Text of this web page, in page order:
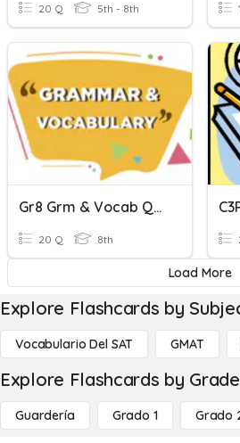
20 Q 5th - 8th
Gr8 Grm & Vocab Quiz
20 Q 8th
Load More
Explore Flashcards by
Vocabulario Del SAT GMAT
Explore Flashcards by
Guardería Grado 1 Grado